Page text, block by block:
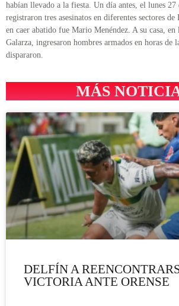
habían llevado a la fiesta. Un día antes, el lunes 27
registraron tres asesinatos en diferentes sectores
en caer abatido fue Mario Menéndez. A su casa,
Galarza, ingresaron hombres armados en horas de
dispararon.
MÁS
DELFÍN A
VICTORIA ANTE ORENSE